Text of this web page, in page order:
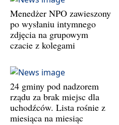
Menedżer NPO zawieszony
po wysłaniu intymnego
zdjęcia na grupowym
czacie z kolegami
24 gminy pod nadzorem
rządu za brak miejsc dla
uchodźców. Lista rośnie z
miesiąca na miesiąc